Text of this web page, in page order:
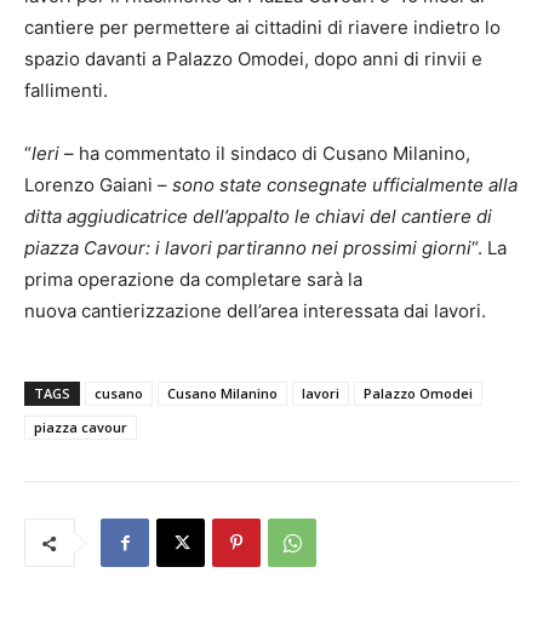
cantiere per permettere ai cittadini di riavere indietro lo
spazio davanti a Palazzo Omodei, dopo anni di rinvii e
fallimenti.
“Ieri – ha commentato il sindaco di Cusano Milanino,
Lorenzo Gaiani – sono state consegnate ufficialmente alla
ditta aggiudicatrice dell’appalto le chiavi del cantiere di
piazza Cavour: i lavori partiranno nei prossimi giorni“. La
prima operazione da completare sarà la
nuova cantierizzazione dell’area interessata dai lavori.
TAGS cusano Cusano Milanino lavori
Palazzo Omodei
piazza cavour